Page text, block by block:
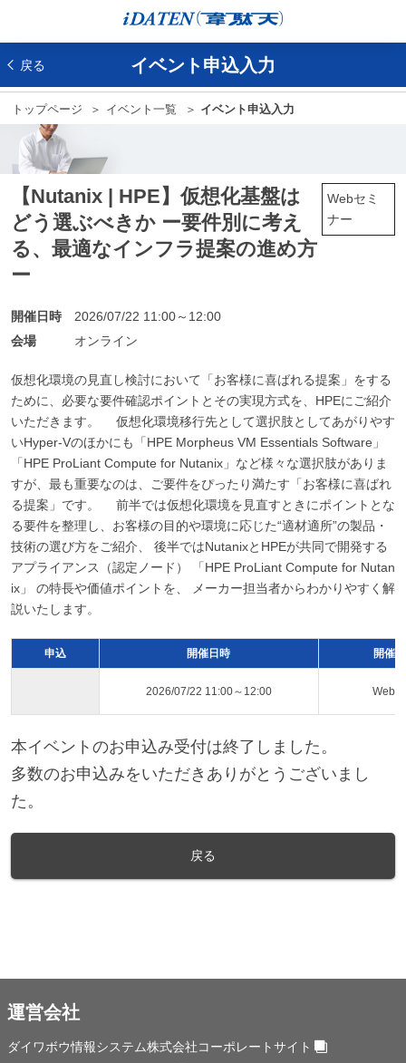
戻る イベント申込入力
トップページ イベント一覧 イベント申込入力
Webセミ
ナー
【Nutanix | HPE】仮想化基盤は
どう選ぶべきか ー要件別に考え
る、最適なインフラ提案の進め方
ー
開催日時
2026/07/22 11:00～12:00
会場
オンライン
仮想化環境の見直し検討において「お客様に喜ばれる提案」をする
ために、必要な要件確認ポイントとその実現方式を、HPEにご紹介
いただきます。 仮想化環境移行先として選択肢としてあがりやす
いHyper-Vのほかにも「HPE Morpheus VM Essentials Software」
「HPE ProLiant Compute for Nutanix」など様々な選択肢がありま
すが、最も重要なのは、ご要件をぴったり満たす「お客様に喜ばれ
る提案」です。 前半では仮想化環境を見直すときにポイントとな
る要件を整理し、お客様の目的や環境に応じた“適材適所”の製品・
技術の選び方をご紹介、 後半ではNutanixとHPEが共同で開発する
アプライアンス（認定ノード） 「HPE ProLiant Compute for Nutan
ix」 の特長や価値ポイントを、 メーカー担当者からわかりやすく解
説いたします。
申込 開催日時 開催
2026/07/22 11:00～12:00 Web
本イベントのお申込み受付は終了しました。
多数のお申込みをいただきありがとうございまし
た。
戻る
運営会社
ダイワボウ情報システム株式会社コーポレートサイト